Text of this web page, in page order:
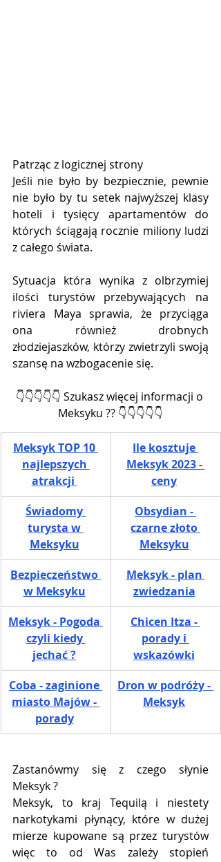
Patrząc z logicznej strony
Jeśli nie było by bezpiecznie, pewnie
nie było by tu setek najwyższej klasy
hoteli i tysięcy apartamentów do
których ściągają rocznie miliony ludzi
z całego świata.
Sytuacja która wynika z olbrzymiej
ilości turystów przebywających na
riviera Maya sprawia, że przyciąga
ona również drobnych
złodziejaszków, którzy zwietrzyli swoją
szansę na wzbogacenie się.
👇👇👇👇👇 Szukasz więcej informacji o
Meksyku ?? 👇👇👇👇👇
Meksyk TOP 10
najlepszych
atrakcji
Ile kosztuje
Meksyk 2023 -
ceny
Świadomy
turysta w
Meksyku
Obsydian -
czarne złoto
Meksyku
Bezpieczeństwo
w Meksyku
Meksyk - plan
zwiedzania
Meksyk - Pogoda
czyli kiedy
jechać ?
Chicen Itza -
porady i
wskazówki
Coba - zaginione
miasto Majów -
porady
Dron w podróży -
Meksyk
Zastanówmy się z czego słynie
Meksyk ?
Meksyk, to kraj Tequilą i niestety
narkotykami płynący, które w dużej
mierze kupowane są przez turystów
więc to od Was zależy stopień